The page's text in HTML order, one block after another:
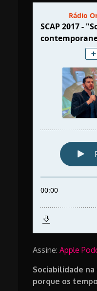
Assine:Apple
Sociabilidade
porque os